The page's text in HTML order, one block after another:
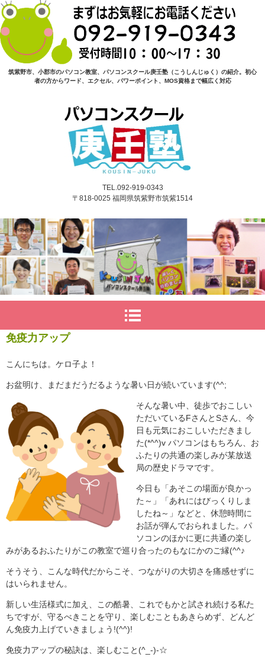
筑紫野市、小郡市のパソコン教室、パソコンスクール庚壬塾（こうしんじゅく）の紹介。初心
者の方からワード、エクセル、パワーポイント、MOS資格まで幅広く対応
TEL.092-919-0343
〒818-0025 福岡県筑紫野市筑紫1514
免疫力アップ
こんにちは。ケロ子よ！
お盆明け、まだまだうだるような暑い日が続いています(^^;
そんな暑い中、徒歩でおこしい
ただいているFさんとSさん、今
日も元気におこしいただきまし
た(*^^)v パソコンはもちろん、お
ふたりの共通の楽しみが某放送
局の歴史ドラマです。
今日も「あそこの場面が良かっ
た～」「あれにはびっくりしま
したね～」などと、休憩時間に
お話が弾んでおられました。パ
ソコンのほかに更に共通の楽し
みがあるおふたりがこの教室で巡り合ったのもなにかのご縁(^^♪
そうそう、こんな時代だからこそ、つながりの大切さを痛感せずに
はいられません。
新しい生活様式に加え、この酷暑、これでもかと試され続ける私た
ちですが、守るべきことを守り、楽しむこともあきらめず、どんど
ん免疫力上げていきましょう!(^^)!
免疫力アップの秘訣は、楽しむこと(^_-)-☆